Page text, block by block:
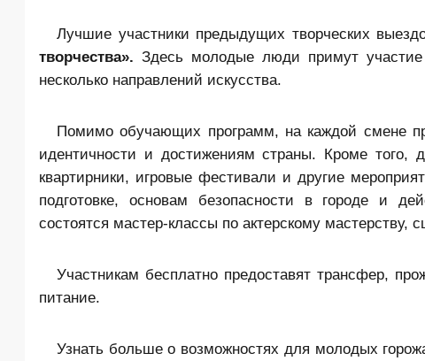
Лучшие участники предыдущих творческих
творчества».Здесь молодые люди примут участие
несколько направлений искусства.
Помимо обучающих программ, на каждой смене
идентичности и достижениям страны. Кроме того,
квартирники, игровые фестивали и другие
подготовке, основам безопасности в городе и
состоятся мастер-классы по актерскому
Участникам бесплатно предоставят трансфер,
питание.
Узнать больше о возможностях для молодых